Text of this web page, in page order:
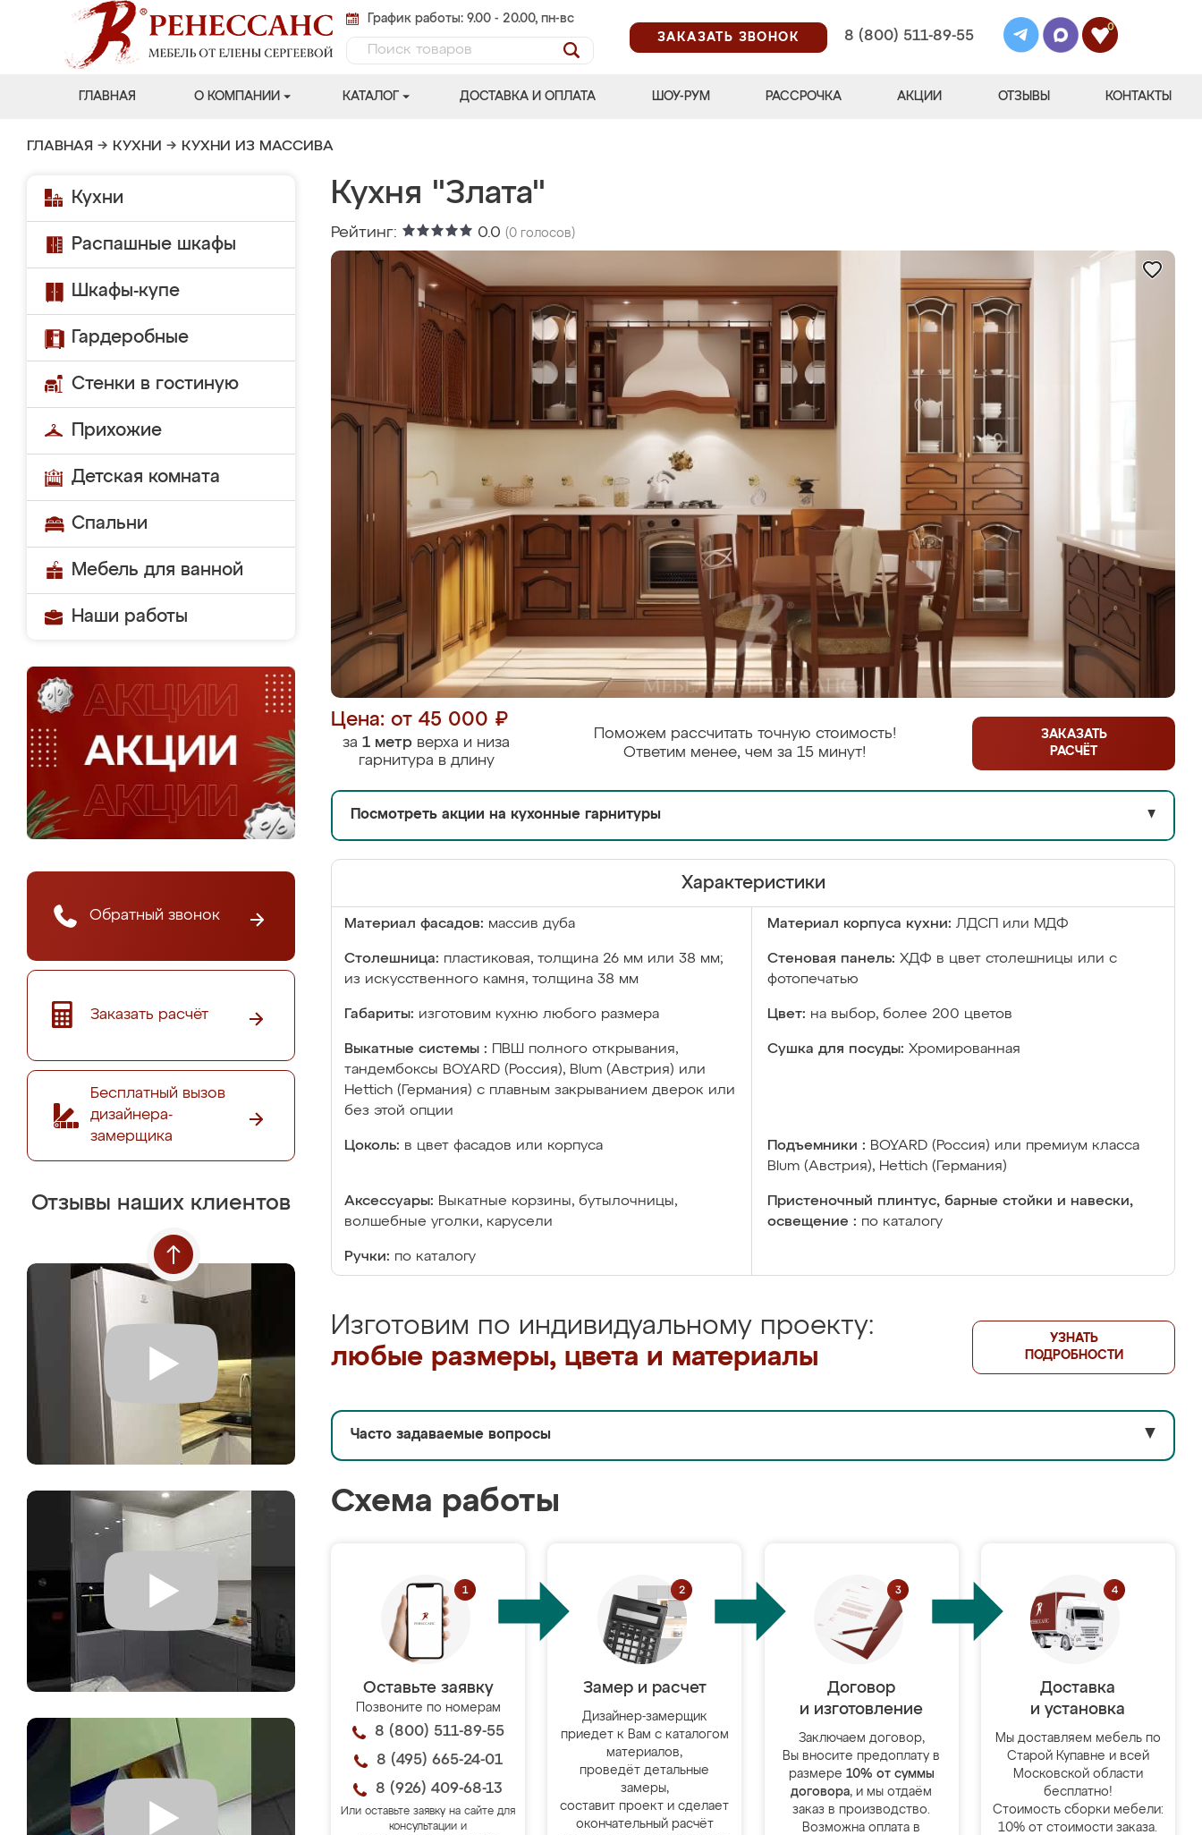
График работы: 9.00 - 20.00, пн-вс
ЗАКАЗАТЬ ЗВОНОК
8 (800) 511-89-55
0
ГЛАВНАЯ О КОМПАНИИ КАТАЛОГ ДОСТАВКА И ОПЛАТА ШОУ-РУМ РАССРОЧКА АКЦИИ ОТЗЫВЫ КОНТАКТЫ
ГЛАВНАЯ → КУХНИ → КУХНИ ИЗ МАССИВА
Кухни
Распашные шкафы
Шкафы-купе
Гардеробные
Стенки в гостиную
Прихожие
Детская комната
Спальни
Мебель для ванной
Наши работы
Обратный звонок
Заказать расчёт
Бесплатный вызов
дизайнера-
замерщика
Отзывы наших клиентов
Кухня "Злата"
Рейтинг: 0.0 (0 голосов)
Цена: от 45 000 ₽
за 1 метр верха и низа
гарнитура в длину
Поможем рассчитать точную стоимость!
Ответим менее, чем за 15 минут!
ЗАКАЗАТЬ
РАСЧЁТ
Посмотреть акции на кухонные гарнитуры ▼
Характеристики
Материал фасадов: массив дуба Материал корпуса кухни: ЛДСП или МДФ
Столешница: пластиковая, толщина 26 мм или 38 мм;
из искусственного камня, толщина 38 мм
Стеновая панель: ХДФ в цвет столешницы или с
фотопечатью
Габариты: изготовим кухню любого размера Цвет: на выбор, более 200 цветов
Выкатные системы :
ПВШ полного открывания,
тандембоксы BOYARD (Россия), Blum (Австрия) или
Hettich (Германия) с плавным закрыванием дверок или
без этой опции
Сушка для посуды: Хромированная
Цоколь: в цвет фасадов или корпуса Подъемники : BOYARD (Россия) или премиум класса
Blum (Австрия), Hettich (Германия)
Аксессуары: Выкатные корзины, бутылочницы,
волшебные уголки, карусели
Пристеночный плинтус, барные стойки и навески,
освещение : по каталогу
Ручки: по каталогу
Изготовим по индивидуальному проекту:
любые размеры, цвета и материалы
УЗНАТЬ
ПОДРОБНОСТИ
Часто задаваемые вопросы ▼
Схема работы
Оставьте заявку
Позвоните по номерам
8 (800) 511-89-55
8 (495) 665-24-01
8 (926) 409-68-13
Или оставьте заявку на сайте для
консультации и
Замер и расчет
Дизайнер-замерщик
приедет к Вам с каталогом
материалов,
проведёт детальные
замеры,
составит проект и сделает
окончательный расчёт
Договор
и изготовление
Заключаем договор,
Вы вносите предоплату в
размере 10% от суммы
договора, и мы отдаём
заказ в производство.
Возможна оплата в
Доставка
и установка
Мы доставляем мебель по
Старой Купавне и всей
Московской области
бесплатно!
Стоимость сборки мебели:
10% от стоимости заказа.